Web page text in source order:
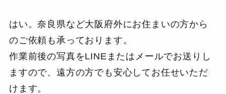
はい。奈良県など大阪府外にお住まいの方から
のご依頼も承っております。
作業前後の写真をLINEまたはメールでお送りし
ますので、遠方の方でも安心してお任せいただ
けます。